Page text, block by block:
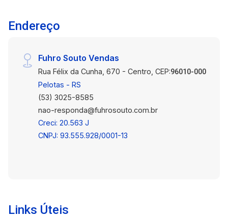
Endereço
Fuhro Souto Vendas
Rua Félix da Cunha, 670 - Centro, CEP:96010-000
Pelotas - RS
(53) 3025-8585
nao-responda@fuhrosouto.com.br
Creci: 20.563 J
CNPJ: 93.555.928/0001-13
Links Úteis